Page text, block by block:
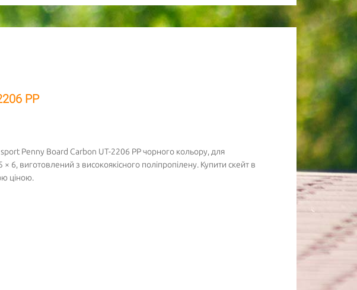
PP
Penny Board Carbon UT-2206 PP чорного кольору, для
× 6, виготовлений з високоякісного поліпропілену. Купити скейт в
ціною.